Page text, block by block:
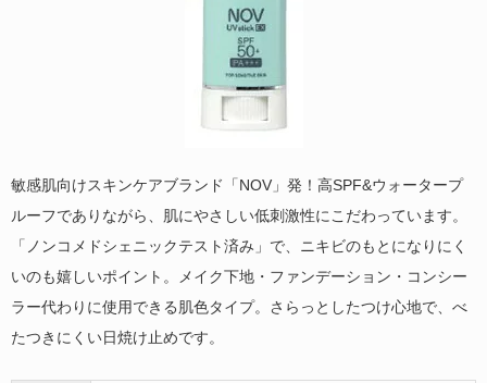
敏感肌向けスキンケアブランド「NOV」発！高SPF&ウォータープ
ルーフでありながら、肌にやさしい低刺激性にこだわっています。
「ノンコメドシェニックテスト済み」で、ニキビのもとになりにく
いのも嬉しいポイント。メイク下地・ファンデーション・コンシー
ラー代わりに使用できる肌色タイプ。さらっとしたつけ心地で、べ
たつきにくい日焼け止めです。